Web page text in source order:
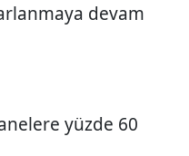
devam
yüzde 60